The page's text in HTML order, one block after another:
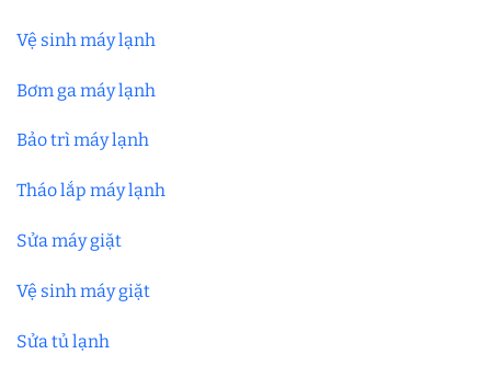
Vệ sinh máy lạnh
Bơm ga máy lạnh
Bảo trì máy lạnh
Tháo lắp máy lạnh
Sửa máy giặt
Vệ sinh máy giặt
Sửa tủ lạnh